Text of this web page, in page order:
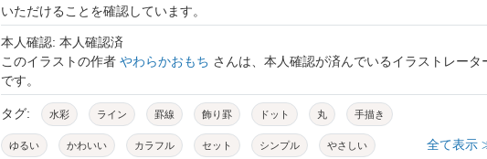
いただけることを確認しています。
本人確認: 本人確認済
このイラストの作者 やわらかおもち さんは、本人確認が済んでいるイラストレータ
です。
タグ: 水彩 ライン 罫線 飾り罫 ドット 丸 手描き
ゆるい かわいい カラフル セット シンプル やさしい 全て表示